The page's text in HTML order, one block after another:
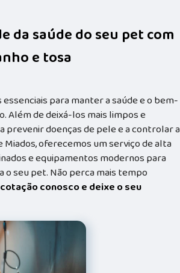
da saúde do seu pet com
e tosa
essenciais para manter a saúde e o bem-
Além de deixá-los mais limpos e
prevenir doenças de pele e a controlar a
Miados, oferecemos um serviço de alta
e equipamentos modernos para
seu pet. Não perca mais tempo
conosco e deixe o seu